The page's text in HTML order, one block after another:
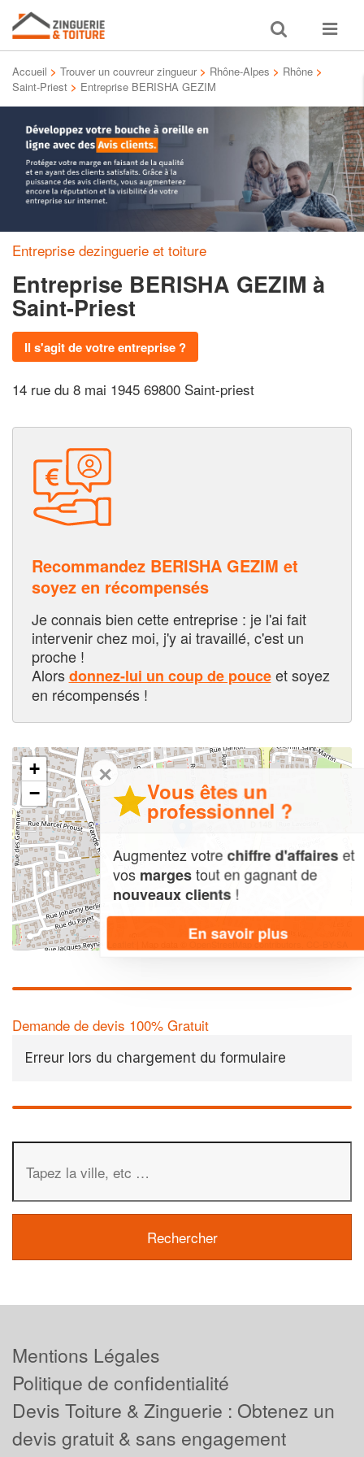
Toggle
search
Toggle
Accueil > Trouver un couvreur zingueur > Rhône-Alpes > Rhône >
Saint-Priest > Entreprise BERISHA GEZIM
Entreprise dezinguerie et toiture
Entreprise BERISHA GEZIM à
Saint-Priest
Il s'agit de votre entreprise ?
14 rue du 8 mai 1945 69800 Saint-priest
Recommandez BERISHA GEZIM et
soyez en récompensés
Je connais bien cette entreprise : je l'ai fait
intervenir chez moi, j'y ai travaillé, c'est un
proche !
Alorsdonnez-lui un coup de pouceet soyez
en récompensés !
+
−
OpenStreetMap contributors,
Demande de devis 100% Gratuit
Erreur lors du chargement du formulaire
✕
Vous êtes un
professionnel ?
Augmentez votrechiffre d'affaireset
vosmargestout en gagnant de
nouveaux clients!
En savoir plus
Mentions Légales
Politique de confidentialité
Devis Toiture & Zinguerie : Obtenez un
devis gratuit & sans engagement